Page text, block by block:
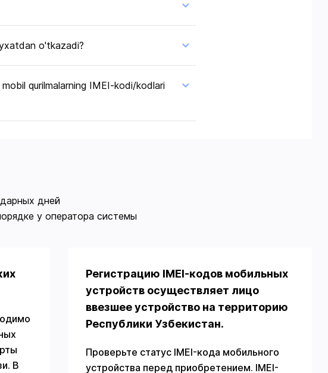
o'tkazadi?
qurilmalarning IMEI-kodi/kodlari
дней
у оператора системы
В
Регистрацию IMEI-кодов мобильных
устройств осуществляет лицо
ввезшее устройство на территорию
Республики Узбекистан.
Проверьте статус IMEI-кода мобильного
устройства перед приобретением. IMEI-